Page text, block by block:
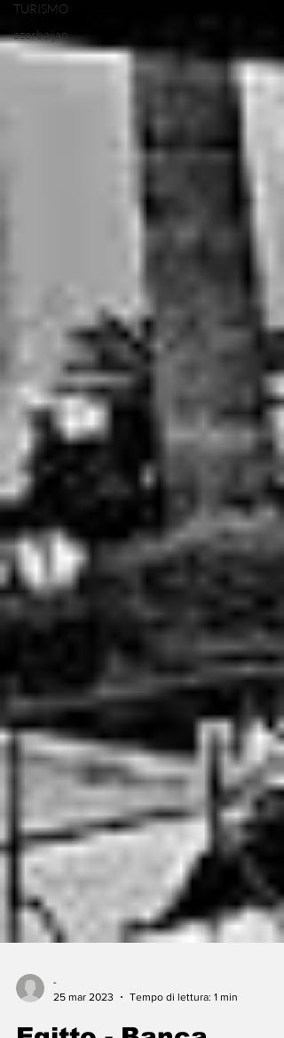
TURISMO
azerbaijan
25 mar 2023
Tempo di lettura: 1 min